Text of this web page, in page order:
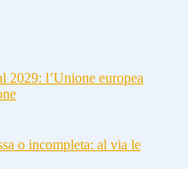
2029: l’Unione europea
o incompleta: al via le